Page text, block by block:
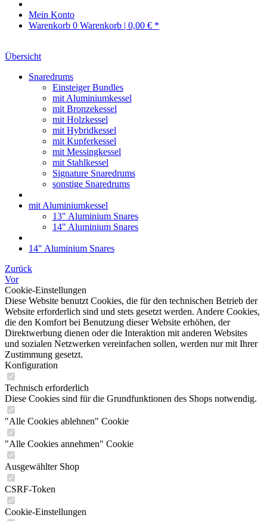
Mein Konto
Warenkorb 0 Warenkorb | 0,00 € *
Übersicht
Snaredrums
Einsteiger Bundles
mit Aluminiumkessel
mit Bronzekessel
mit Holzkessel
mit Hybridkessel
mit Kupferkessel
mit Messingkessel
mit Stahlkessel
Signature Snaredrums
sonstige Snaredrums
mit Aluminiumkessel
13" Aluminium Snares
14" Aluminium Snares
14" Aluminium Snares
Zurück
Vor
Cookie-Einstellungen
Diese Website benutzt Cookies, die für den technischen Betrieb der
Website erforderlich sind und stets gesetzt werden. Andere Cookies,
die den Komfort bei Benutzung dieser Website erhöhen, der
Direktwerbung dienen oder die Interaktion mit anderen Websites
und sozialen Netzwerken vereinfachen sollen, werden nur mit Ihrer
Zustimmung gesetzt.
Konfiguration
Technisch erforderlich
Diese Cookies sind für die Grundfunktionen des Shops notwendig.
"Alle Cookies ablehnen" Cookie
"Alle Cookies annehmen" Cookie
Ausgewählter Shop
CSRF-Token
Cookie-Einstellungen